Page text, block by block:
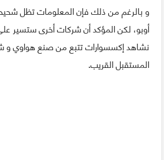
و بالرغم من ذلك فإن المعلومات تظل
أوبو، لكن المؤكد أن شركات أخرى ستسير
نشاهد إكسسوارات تتبع من صنع هواوي
المستقبل القريب.